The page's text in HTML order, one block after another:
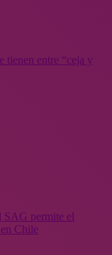
tienen entre “ceja y
SAG permite el
Chile